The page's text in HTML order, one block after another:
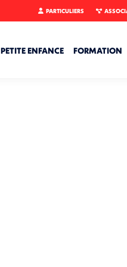
PARTICULIERS
PETITE ENFANCE FORMATION